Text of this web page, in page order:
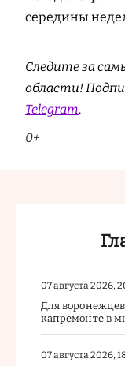
середины
Следите за
области!
Telegram.
0+
07 августа 2026,
Для
капремонте в
07 августа 2026,